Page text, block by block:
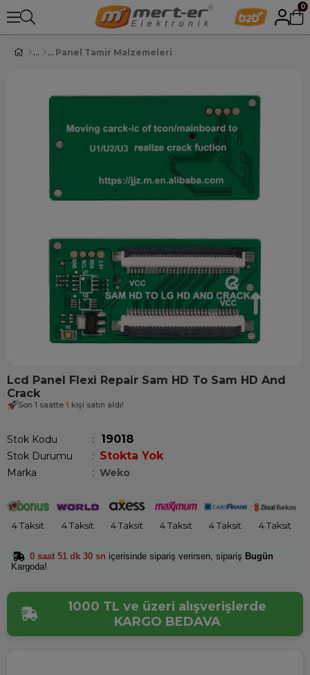
0
Panel Tamir Malzemeleri
Lcd Panel Flexi Repair Sam HD To Sam HD And
Crack
Son 1 saatte 1 kişi satın aldı!
Stok Kodu 19018
Stok Durumu : Stokta Yok
Marka : Weko
4 Taksit 4 Taksit 4 Taksit 4 Taksit 4 Taksit 4 Taksit
0 saat 51 dk 30 sn içerisinde sipariş verirsen, sipariş Bugün
Kargoda!
1000 TL ve üzeri alışverişlerde
KARGO BEDAVA